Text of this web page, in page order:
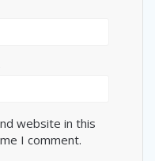
website in this
I comment.